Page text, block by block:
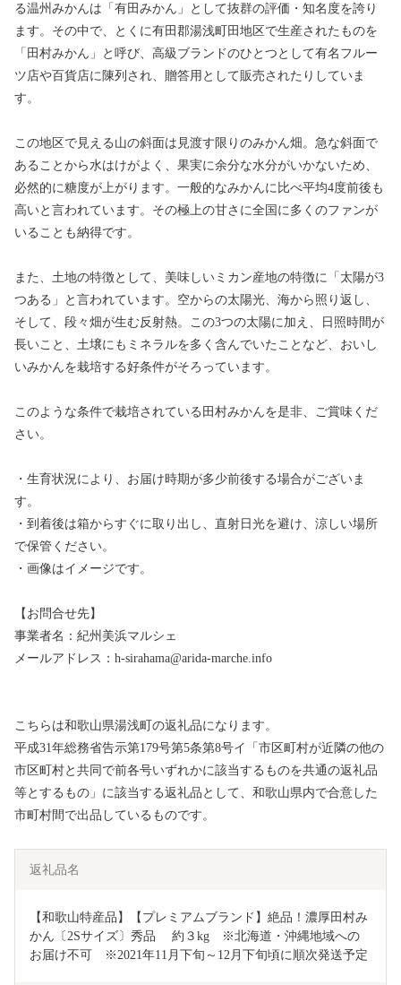
る温州みかんは「有田みかん」として抜群の評価・知名度を誇り
ます。その中で、とくに有田郡湯浅町田地区で生産されたものを
「田村みかん」と呼び、高級ブランドのひとつとして有名フルー
ツ店や百貨店に陳列され、贈答用として販売されたりしていま
す。
この地区で見える山の斜面は見渡す限りのみかん畑。急な斜面で
あることから水はけがよく、果実に余分な水分がいかないため、
必然的に糖度が上がります。一般的なみかんに比べ平均4度前後も
高いと言われています。その極上の甘さに全国に多くのファンが
いることも納得です。
また、土地の特徴として、美味しいミカン産地の特徴に「太陽が3
つある」と言われています。空からの太陽光、海から照り返し、
そして、段々畑が生む反射熱。この3つの太陽に加え、日照時間が
長いこと、土壌にもミネラルを多く含んでいたことなど、おいし
いみかんを栽培する好条件がそろっています。
このような条件で栽培されている田村みかんを是非、ご賞味くだ
さい。
・生育状況により、お届け時期が多少前後する場合がございま
す。
・到着後は箱からすぐに取り出し、直射日光を避け、涼しい場所
で保管ください。
・画像はイメージです。
【お問合せ先】
事業者名：紀州美浜マルシェ
メールアドレス：h-sirahama@arida-marche.info
こちらは和歌山県湯浅町の返礼品になります。
平成31年総務省告示第179号第5条第8号イ「市区町村が近隣の他の
市区町村と共同で前各号いずれかに該当するものを共通の返礼品
等とするもの」に該当する返礼品として、和歌山県内で合意した
市町村間で出品しているものです。
返礼品名
【和歌山特産品】【プレミアムブランド】絶品！濃厚田村み
かん〔2Sサイズ〕秀品　 約３kg　※北海道・沖縄地域への
お届け不可　※2021年11月下旬～12月下旬頃に順次発送予定